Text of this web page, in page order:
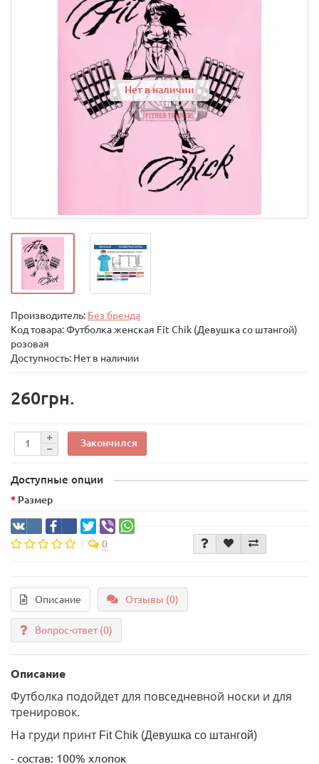
Нет в наличии
Производитель: Без бренда
Код товара:Футболка женская Fit Chik (Девушка со штангой)
розовая
Доступность: Нет в наличии
260грн.
Закончился
Доступные опции
Размер
0
Описание Отзывы (0)
Вопрос-ответ(0)
Описание
Футболка подойдет для повседневной носки и для
тренировок.
На груди принт Fit Chik (Девушка со штангой)
- состав: 100% хлопок